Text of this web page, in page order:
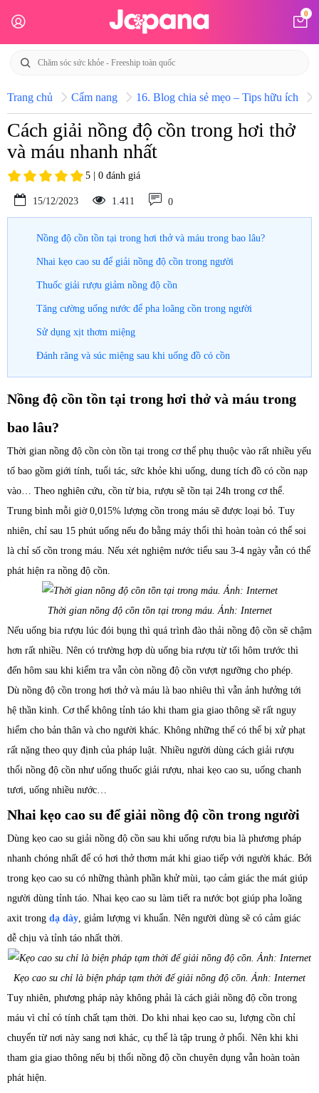
0
Trang chủ Cẩm nang 16. Blog chia sẻ mẹo – Tips hữu ích
Cách giải nồng độ cồn trong hơi thở
và máu nhanh nhất
5 | 0 đánh giá
15/12/2023 1.411 0
Nồng độ cồn tồn tại trong hơi thở và máu trong bao lâu?
Nhai kẹo cao su để giải nồng độ cồn trong người
Thuốc giải rượu giảm nồng độ cồn
Tăng cường uống nước để pha loãng cồn trong người
Sử dụng xịt thơm miệng
Đánh răng và súc miệng sau khi uống đồ có cồn
Nồng độ cồn tồn tại trong hơi thở và máu trong
bao lâu?
Thời gian nồng độ cồn còn tồn tại trong cơ thể phụ thuộc vào rất nhiều yếu
tố bao gồm giới tính, tuổi tác, sức khỏe khi uống, dung tích đồ có cồn nạp
vào… Theo nghiên cứu, cồn từ bia, rượu sẽ tồn tại 24h trong cơ thể.
Trung bình mỗi giờ 0,015% lượng cồn trong máu sẽ được loại bỏ. Tuy
nhiên, chỉ sau 15 phút uống nếu đo bằng máy thổi thì hoàn toàn có thể soi
là chỉ số cồn trong máu. Nếu xét nghiệm nước tiểu sau 3-4 ngày vẫn có thể
phát hiện ra nồng độ cồn.
Thời gian nồng độ cồn tồn tại trong máu. Ảnh: Internet
Nếu uống bia rượu lúc đói bụng thì quá trình đào thải nồng độ cồn sẽ chậm
hơn rất nhiều. Nên có trường hợp dù uống bia rượu từ tối hôm trước thì
đến hôm sau khi kiểm tra vẫn còn nồng độ cồn vượt ngưỡng cho phép.
Dù nồng độ cồn trong hơi thở và máu là bao nhiêu thì vẫn ảnh hưởng tới
hệ thần kinh. Cơ thể không tỉnh táo khi tham gia giao thông sẽ rất nguy
hiểm cho bản thân và cho người khác. Không những thế có thể bị xử phạt
rất nặng theo quy định của pháp luật. Nhiều người dùng cách giải rượu
thổi nồng độ cồn như uống thuốc giải rượu, nhai kẹo cao su, uống chanh
tươi, uống nhiều nước…
Nhai kẹo cao su để giải nồng độ cồn trong người
Dùng kẹo cao su giải nồng độ cồn sau khi uống rượu bia là phương pháp
nhanh chóng nhất để có hơi thở thơm mát khi giao tiếp với người khác. Bởi
trong kẹo cao su có những thành phần khử mùi, tạo cảm giác the mát giúp
người dùng tỉnh táo. Nhai kẹo cao su làm tiết ra nước bọt giúp pha loãng
axit trong dạ dày, giảm lượng vi khuẩn. Nên người dùng sẽ có cảm giác
dễ chịu và tỉnh táo nhất thời.
Kẹo cao su chỉ là biện pháp tạm thời để giải nồng độ cồn. Ảnh: Internet
Tuy nhiên, phương pháp này không phải là cách giải nồng độ cồn trong
máu vì chỉ có tính chất tạm thời. Do khi nhai kẹo cao su, lượng cồn chỉ
chuyển từ nơi này sang nơi khác, cụ thể là tập trung ở phổi. Nên khi khi
tham gia giao thông nếu bị thổi nồng độ cồn chuyên dụng vẫn hoàn toàn
phát hiện.